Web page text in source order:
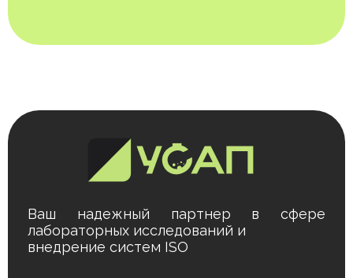
Ваш надежный партнер в сфере
лабораторных исследований и
внедрение систем ISO